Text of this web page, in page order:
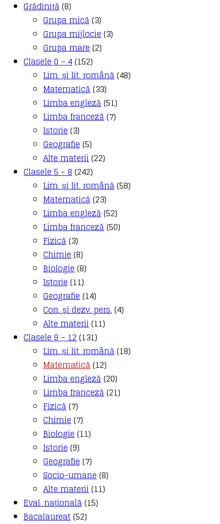
Grădiniță(8)
Grupa mică(3)
Grupa mijlocie(3)
Grupa mare(2)
Clasele 0 – 4(152)
Lim. și lit. română(48)
Matematică(33)
Limba engleză(51)
Limba franceză(7)
Istorie(3)
Geografie(5)
Alte materii(22)
Clasele 5 – 8(242)
Lim. și lit. română(58)
Matematică(23)
Limba engleză(52)
Limba franceză(50)
Fizică(3)
Chimie(8)
Biologie(8)
Istorie(11)
Geografie(14)
Con. și dezv. pers.(4)
Alte materii(11)
Clasele 9 – 12(131)
Lim. și lit. română(18)
Matematică(12)
Limba engleză(20)
Limba franceză(21)
Fizică(7)
Chimie(7)
Biologie(11)
Istorie(9)
Geografie(7)
Socio-umane(8)
Alte materii(11)
Eval. națională(15)
Bacalaureat(52)